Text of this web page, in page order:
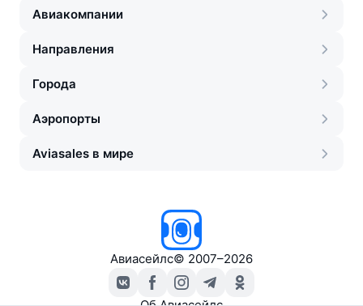
Авиакомпании
Направления
Города
Аэропорты
Aviasales в мире
Авиасейлс© 2007–2026